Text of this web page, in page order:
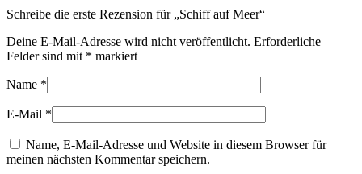
Schreibe die erste Rezension für „Schiff auf Meer“
Deine E-Mail-Adresse wird nicht veröffentlicht. Erforderliche
Felder sind mit * markiert
Name *
E-Mail *
Name, E-Mail-Adresse und Website in diesem Browser für
meinen nächsten Kommentar speichern.